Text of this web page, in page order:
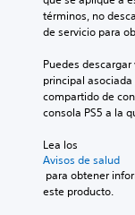
términos, no
de servicio para
Puedes
principal
compartido de
consola PS5 a la
Lea los
Avisos de salud
este producto.